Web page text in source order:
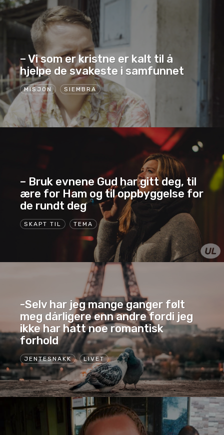
MISJON SIEMBRA
– Vi som er kristne er kalt til å
hjelpe de svakeste i samfunnet
SKAPT TIL TEMA
– Bruk evnene Gud har gitt deg, til
ære for Ham og til oppbyggelse for
de rundt deg
JENTESNAKK LIVET
-Selv har jeg mange ganger følt
meg dårligere enn andre fordi jeg
ikke har hatt noe romantisk
forhold